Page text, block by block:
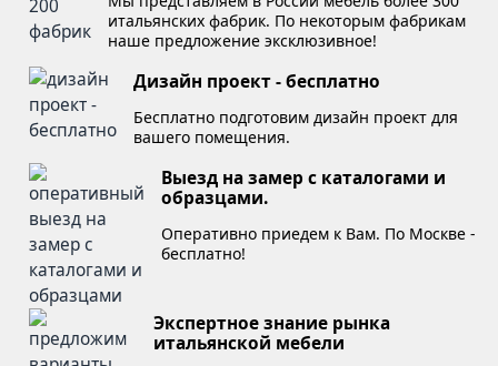
итальянских фабрик. По некоторым фабрикам
наше предложение эксклюзивное!
Дизайн проект - бесплатно
Бесплатно подготовим дизайн проект для
вашего помещения.
Выезд на замер с каталогами и
образцами.
Оперативно приедем к Вам. По Москве -
бесплатно!
Экспертное знание рынка
итальянской мебели